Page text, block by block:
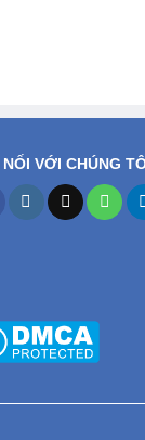
NỐI VỚI CHÚNG